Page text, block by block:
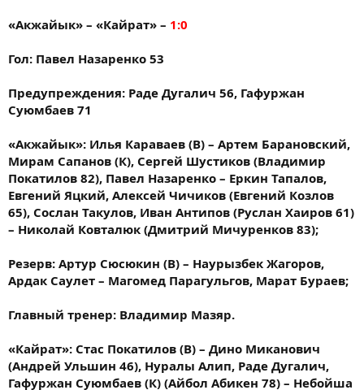
«Акжайык» – «Кайрат» – 1:0
Гол: Павел Назаренко 53
Предупреждения: Раде Дугалич 56, Гафуржан
Суюмбаев 71
«Акжайык»: Илья Караваев (В) – Артем Барановский,
Мирам Сапанов (К), Сергей Шустиков (Владимир
Покатилов 82), Павел Назаренко – Еркин Тапалов,
Евгений Яцкий, Алексей Чичиков (Евгений Козлов
65), Сослан Такулов, Иван Антипов (Руслан Хаиров 61)
– Николай Ковталюк (Дмитрий Мичуренков 83);
Резерв: Артур Сюсюкин (В) – Наурызбек Жагоров,
Ардак Саулет – Магомед Парагульгов, Марат Бураев;
Главный тренер: Владимир Мазяр.
«Кайрат»: Стас Покатилов (В) – Дино Миканович
(Андрей Ульшин 46), Нуралы Алип, Раде Дугалич,
Гафуржан Суюмбаев (К) (Айбол Абикен 78) – Небойша